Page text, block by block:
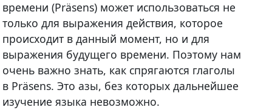
времени (Präsens) может использоваться не
только для выражения действия, которое
происходит в данный момент, но и для
выражения будущего времени. Поэтому нам
очень важно знать, как спрягаются глаголы
в Präsens. Это азы, без которых дальнейшее
изучение языка невозможно.